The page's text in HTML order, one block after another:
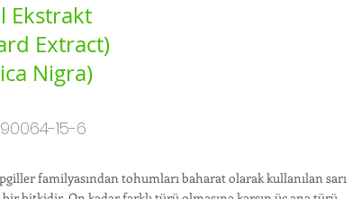
Ekstrakt
Extract)
Nigra)
15-6
familyasından tohumları baharat olarak kullanılan sarı